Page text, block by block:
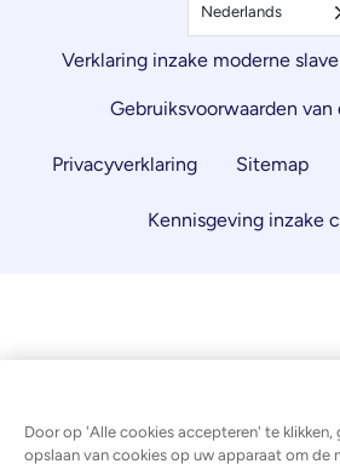
Nederlands
Verklaring inzake moderne
Gebruiksvoorwaarden
Privacyverklaring Sitemap
Kennisgeving inzake
Door op 'Alle cookies accepteren' te
opslaan van cookies op uw apparaat om de